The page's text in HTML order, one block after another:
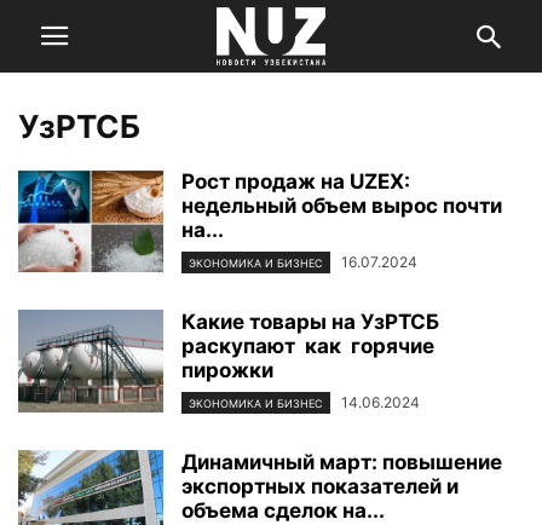
УзРТСБ
Рост продаж на UZEX:
недельный объем вырос почти
на...
ЭКОНОМИКА И БИЗНЕС 16.07.2024
Какие товары на УзРТСБ
раскупают как горячие
пирожки
ЭКОНОМИКА И БИЗНЕС 14.06.2024
Динамичный март: повышение
экспортных показателей и
объема сделок на...